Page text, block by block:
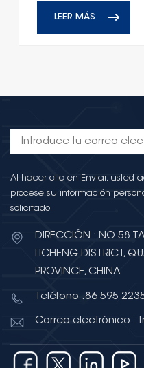
LEER MÁS
Al hacer clic en Enviar, usted
procese su información
solicitado.
DIRECCIÓN : NO.58
LICHENG DISTRICT,
PROVINCE, CHINA
Teléfono :86-595-
Correo electrónico :